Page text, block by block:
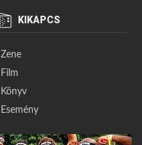
KIKAPCS
Zene
Film
Könyv
Esemény